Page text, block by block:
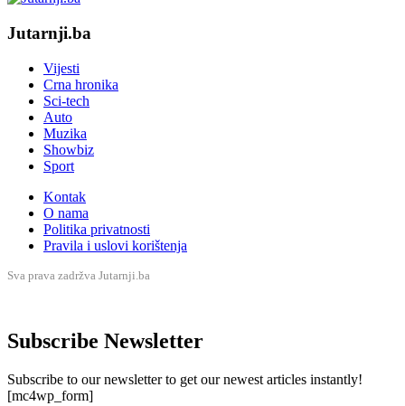
Jutarnji.ba
Vijesti
Crna hronika
Sci-tech
Auto
Muzika
Showbiz
Sport
Kontak
O nama
Politika privatnosti
Pravila i uslovi korištenja
Sva prava zadržva Jutarnji.ba
Subscribe Newsletter
Subscribe to our newsletter to get our newest articles instantly!
[mc4wp_form]